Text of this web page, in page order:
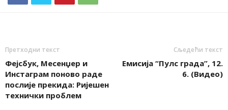
Претходни текст
Фејсбук, Месенџер и
Инстаграм поново раде
послије прекида: Ријешен
технички проблем
Сљедећи текст
Емисија “Пулс града”, 12.
6. (Видео)